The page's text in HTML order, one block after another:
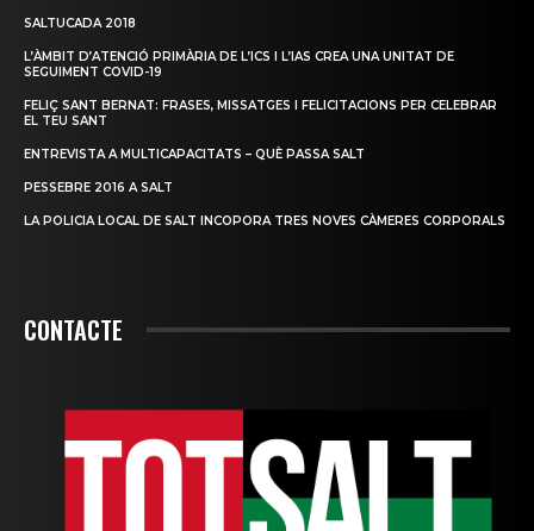
SALTUCADA 2018
L’ÀMBIT D’ATENCIÓ PRIMÀRIA DE L’ICS I L’IAS CREA UNA UNITAT DE
SEGUIMENT COVID-19
FELIÇ SANT BERNAT: FRASES, MISSATGES I FELICITACIONS PER CELEBRAR
EL TEU SANT
ENTREVISTA A MULTICAPACITATS – QUÈ PASSA SALT
PESSEBRE 2016 A SALT
LA POLICIA LOCAL DE SALT INCOPORA TRES NOVES CÀMERES CORPORALS
CONTACTE